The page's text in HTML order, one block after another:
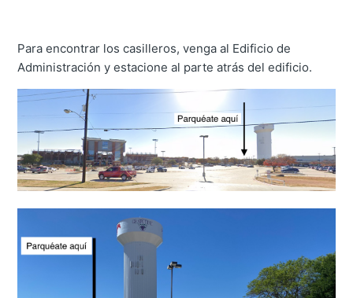
Para encontrar los casilleros, venga al Edificio de
Administración y estacione al parte atrás del edificio.